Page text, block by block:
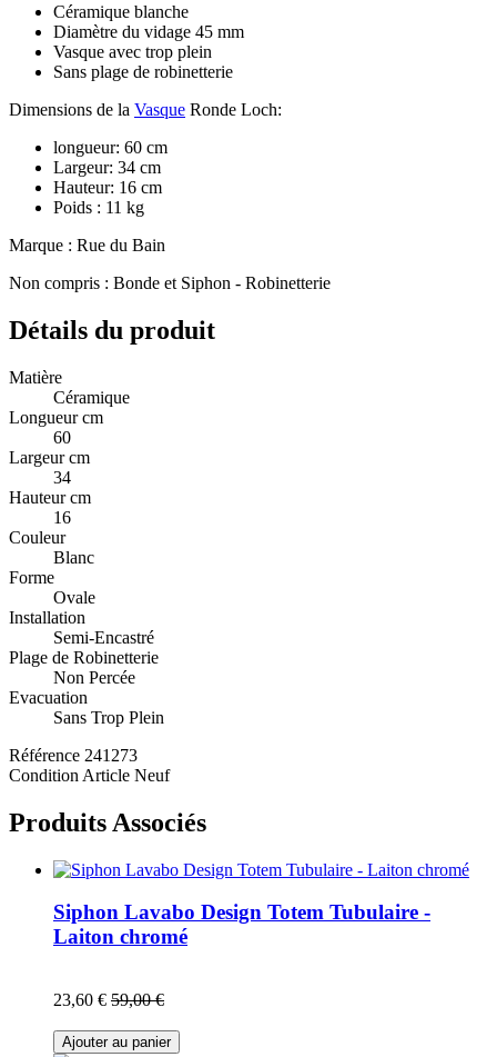
Céramique blanche
Diamètre du vidage 45 mm
Vasque avec trop plein
Sans plage de robinetterie
Dimensions de la Vasque Ronde Loch:
longueur: 60 cm
Largeur: 34 cm
Hauteur: 16 cm
Poids : 11 kg
Marque : Rue du Bain
Non compris : Bonde et Siphon - Robinetterie
Détails du produit
Matière
Céramique
Longueur cm
60
Largeur cm
34
Hauteur cm
16
Couleur
Blanc
Forme
Ovale
Installation
Semi-Encastré
Plage de Robinetterie
Non Percée
Evacuation
Sans Trop Plein
Référence 241273
Condition Article Neuf
Produits Associés
Siphon Lavabo Design Totem Tubulaire -
Laiton chromé
23,60 € 59,00 €
Ajouter au panier